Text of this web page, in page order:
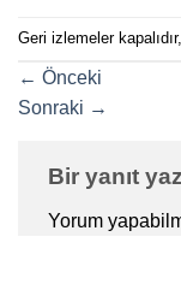
Geri izlemeler
← Önceki
Sonraki →
Bir yanıt
Yorum